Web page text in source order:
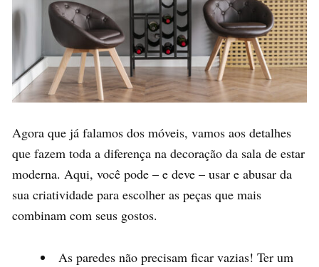
Agora que já falamos dos móveis, vamos aos detalhes
que fazem toda a diferença na decoração da sala de estar
moderna. Aqui, você pode – e deve – usar e abusar da
sua criatividade para escolher as peças que mais
combinam com seus gostos.
As paredes não precisam ficar vazias! Ter um